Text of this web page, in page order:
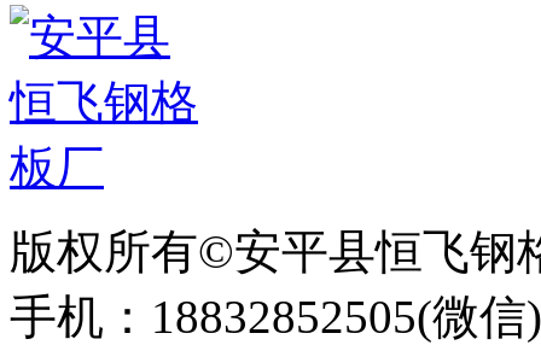
版权所有©安平县恒飞钢
手机：18832852505(微